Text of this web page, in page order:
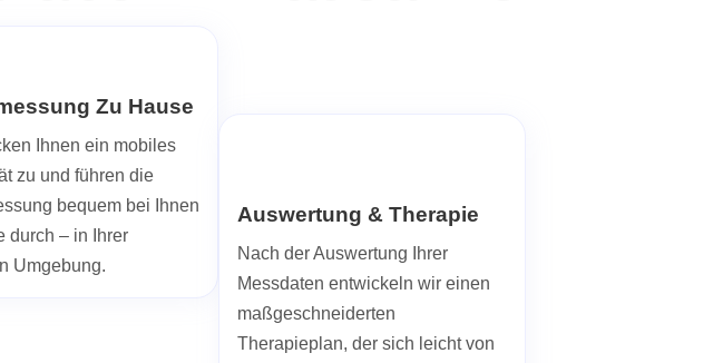
Zu Hause
Ihnen ein mobiles
zu und führen die
bequem bei Ihnen
durch – in Ihrer
Umgebung.
Auswertung & Therapie
Nach der Auswertung Ihrer
Messdaten entwickeln wir einen
maßgeschneiderten
Therapieplan, der sich leicht von